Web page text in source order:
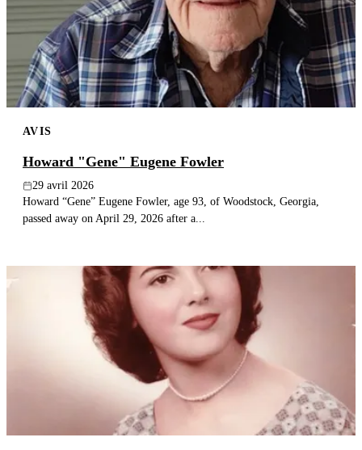
AVIS
Howard "Gene" Eugene Fowler
29 avril 2026
Howard “Gene” Eugene Fowler, age 93, of Woodstock, Georgia,
passed away on April 29, 2026 after a...